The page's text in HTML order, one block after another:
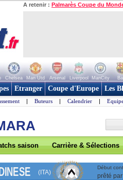
A retenir : Palmarès Coupe du
Chelsea Man Utd Arsenal Liverpool ManCity
Etranger Coupe d'Europe Les
| Buteurs | Calendrier |
saison Carrière & Sélections
(ITA)
Début
prêté